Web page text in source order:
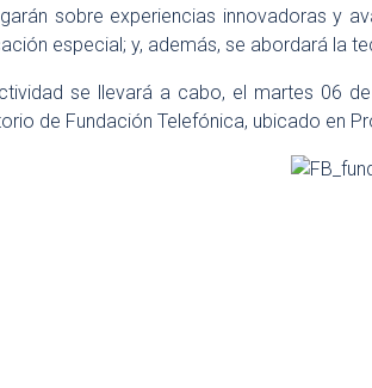
sobre experiencias innovadoras y
especial; y, además, se abordará la
se llevará a cabo, el martes 06
de Fundación Telefónica, ubicado en